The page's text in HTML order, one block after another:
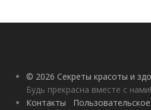
© 2026 Секреты красоты и
Будь прекрасна вместе с нами!
Контакты